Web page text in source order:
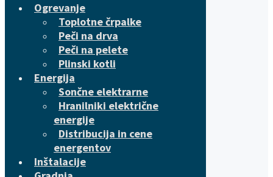
Ogrevanje
Toplotne črpalke
Peči na drva
Peči na pelete
Plinski kotli
Energija
Sončne elektrarne
Hranilniki električne
energije
Distribucija in cene
energentov
Inštalacije